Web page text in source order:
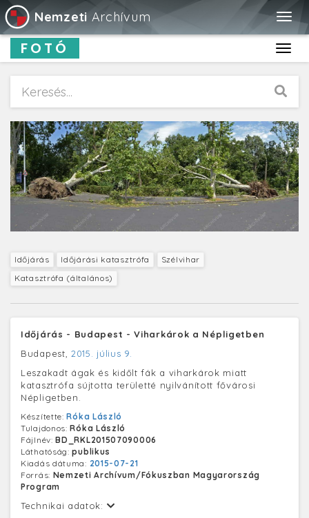
Nemzeti Archívum
FOTÓ
Időjárás Időjárási katasztrófa
Szélvihar
Katasztrófa (általános)
Időjárás - Budapest - Viharkárok a Népligetben
Budapest, 2015. július 9.
Leszakadt ágak és kidőlt fák a viharkárok miatt
katasztrófa sújtotta területté nyilvánított fővárosi
Népligetben.
Készítette:Róka László
Tulajdonos:Róka László
Fájlnév:BD_RKL201507090006
Láthatóság:publikus
Kiadás dátuma: 2015-07-21
Forrás: Nemzeti Archívum/Fókuszban Magyarország
Program
Technikai adatok: